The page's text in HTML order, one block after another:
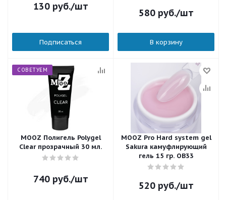
130руб./шт
Подписаться
580руб./шт
В корзину
СОВЕТУЕМ
MOOZ Полигель Polygel
Clear прозрачный 30 мл.
740руб./шт
MOOZ Pro Hard system gel
Sakura камуфлирующий
гель 15 гр. OB33
520руб./шт